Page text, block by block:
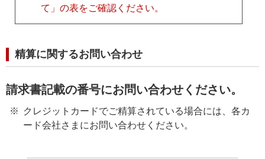
て」の表をご確認ください。
精算に関するお問い合わせ
請求書記載の番号にお問い合わせください。
クレジットカードでご精算されている場合には、各カ
ード会社さまにお問い合わせください。